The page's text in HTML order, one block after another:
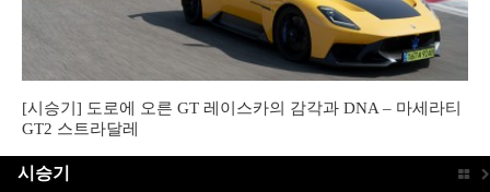
[시승기] 도로에 오른 GT 레이스카의 감각과 DNA – 마세라티
GT2 스트라달레
시승기